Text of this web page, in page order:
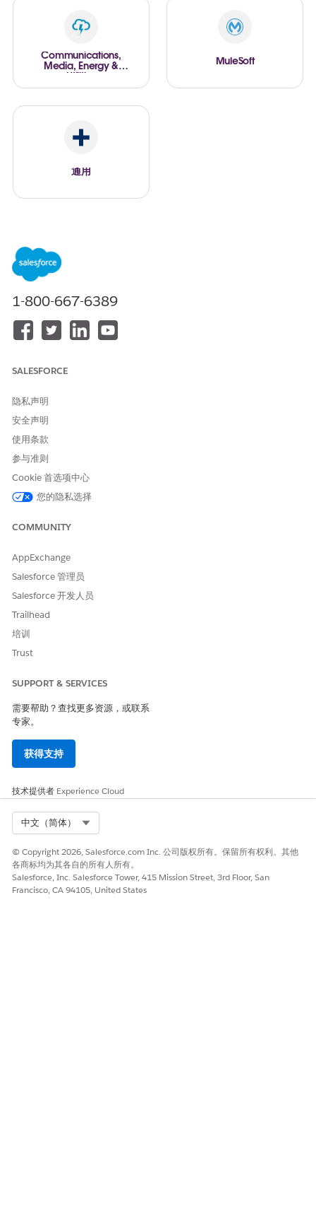
Communications,
Media, Energy &
MuleSoft
通用
1-800-667-6389
SALESFORCE
隐私声明
安全声明
使用条款
参与准则
Cookie 首选项中心
您的隐私选择
COMMUNITY
AppExchange
Salesforce 管理员
Salesforce 开发人员
Trailhead
培训
Trust
SUPPORT & SERVICES
需要帮助？查找更多资源，或联系
专家。
获得支持
技术提供者 Experience Cloud
中文（简体）
© Copyright 2026, Salesforce.com Inc. 公司版权所有。保留所有权利。其他
各商标均为其各自的所有人所有。
Salesforce, Inc. Salesforce Tower, 415 Mission Street, 3rd Floor, San
Francisco, CA 94105, United States